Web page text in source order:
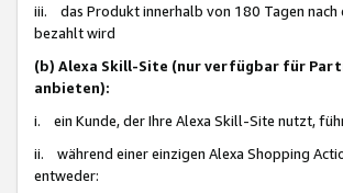
iii. das Produkt innerhalb von 180 Tagen nach
bezahlt wird
(b) Alexa Skill-Site (nur verfügbar für
anbieten):
i. ein Kunde, der Ihre Alexa Skill-Site nutzt,
ii. während einer einzigen Alexa Shopping
entweder: